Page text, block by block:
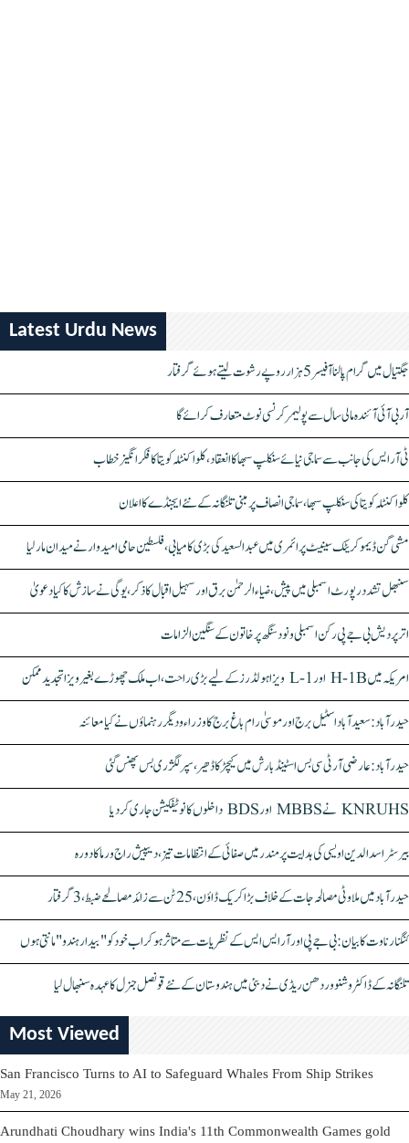
Latest Urdu News
جگتیال میں گرام پالنا آفیسر 5 ہزار روپے رشوت لیتے ہوئے گرفتار
آر بی آئی آئندہ مالی سال سے پولیمر کرنسی نوٹ متعارف کرائے گا
ٹی آر ایس کی جانب سے سماجی نیائے سنکلپ سبھا کا انعقاد، کلواکنٹلہ کویتا کا فکر انگیز خطاب
کلواکنٹلہ کویتا کی سنکلپ سبھا، سماجی انصاف پر مبنی تلنگانہ کے نئے ایجنڈے کا اعلان
مشی گن ڈیموکریٹک سینیٹ پرائمری میں عبدالسعید کی بڑی کامیابی، فلسطین حامی امیدوار نے میدان مار لیا
سنبھل تشدد رپورٹ اسمبلی میں پیش، ضیاء الرحمٰن برق اور سہیل اقبال کا ذکر، یوگی نے سازش کا کیا دعویٰ
اتر پردیش بی جے پی رکن اسمبلی ونود سنگھ پر خاتون کے سنگین الزامات
امریکہ میں H-1B اور L-1 ویزا ہولڈرز کے لیے بڑی راحت، اب ملک چھوڑے بغیر ویزا تجدید ممکن
حیدرآباد: سعیدآباد اسٹیل برج اور موسیٰ رام باغ برج کا وزراء و دیگر رہنماؤں نے کیا معائنہ
حیدرآباد: عارضی آر ٹی سی بس اسٹینڈ بارش میں کیچڑ کا ڈھیر، سپر لگژری بس پھنس گئی
KNRUHS نے MBBS اور BDS داخلوں کا نوٹیفکیشن جاری کر دیا
بیرسٹر اسدالدین اویسی کی ہدایت پر مندر میں صفائی کے انتظامات تیز، دیپیش راج ورما کا دورہ
حیدرآباد میں ملاوٹی مصالحہ جات کے خلاف بڑا کریک ڈاؤن، 25 ٹن سے زائد مصالحے ضبط، 3 گرفتار
کنگنا رناوت کا بیان: بی جے پی اور آر ایس ایس کے نظریات سے متاثر ہو کر اب خود کو "بیدار ہندو" مانتی ہوں
تلنگانہ کے ڈاکٹر وشنو وردھن ریڈی نے دبئی میں ہندوستان کے نئے قونصل جنرل کا عہدہ سنبھال لیا
Most Viewed
San Francisco Turns to AI to Safeguard Whales From Ship Strikes
May 21, 2026
Arundhati Choudhary wins India's 11th Commonwealth Games gold